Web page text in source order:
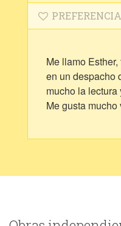
Me llamo
en un despacho
mucho la lectura
Me gusta mucho